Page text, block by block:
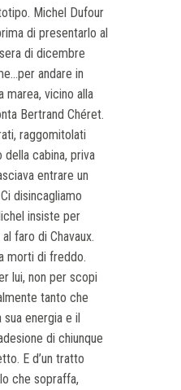
Michel Dufour
di presentarlo al
di dicembre
andare in
marea, vicino alla
Bertrand Chéret.
raggomitolati
della cabina, priva
entrare un
disincagliamo
insiste per
faro di Chavaux.
morti di freddo.
lui, non per scopi
tanto che
energia e il
di chiunque
E d’un tratto
che sopraffa,